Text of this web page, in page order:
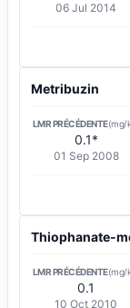
06 Jul 2014
Metribuzin
LMR PRÉCÉDENTE(mg/
0.1*
01 Sep 2008
Thiophanate-
LMR PRÉCÉDENTE(mg/
0.1
10 Oct 2010